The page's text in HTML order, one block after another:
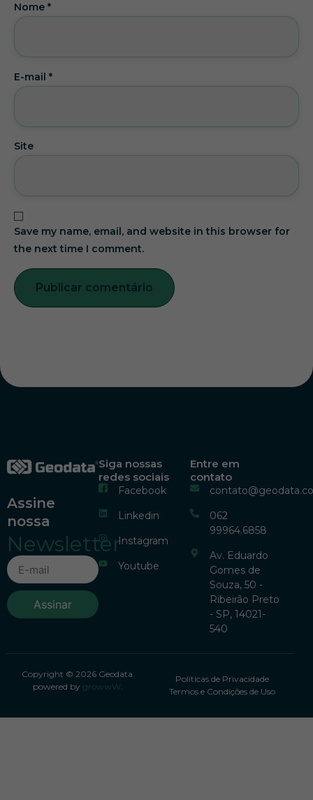
Nome *
E-mail *
Site
Save my name, email, and website in this browser for
the next time I comment.
Assine
nossa
Newsletter
Assinar
Siga nossas
redes sociais
Facebook
Linkedin
Instagram
Youtube
Entre em
contato
062
99964.6858
Av. Eduardo
Gomes de
Souza, 50 -
Ribeirão Preto
- SP, 14021-
540
Copyright © 2026 Geodata.
powered bygrowwW.
Politicas de Privacidade
Termos e Condições de Uso